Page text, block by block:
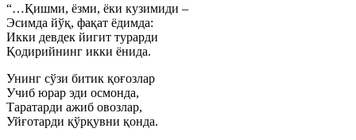
“…Қишми, ёзми, ёки кузимиди –
Эсимда йўқ, фақат ёдимда:
Икки девдек йигит турарди
Қодирийнинг икки ёнида.
Унинг сўзи битик қоғозлар
Учиб юрар эди осмонда,
Таратарди ажиб овозлар,
Уйғотарди қўрқувни қонда.